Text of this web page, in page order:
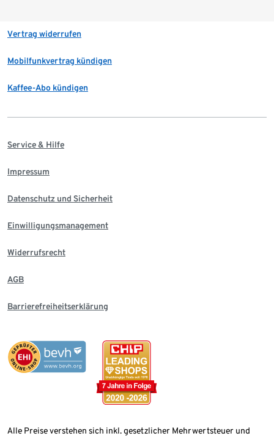
Vertrag widerrufen
Mobilfunkvertrag kündigen
Kaffee-Abo kündigen
Service & Hilfe
Impressum
Datenschutz und Sicherheit
Einwilligungsmanagement
Widerrufsrecht
AGB
Barrierefreiheitserklärung
Alle Preise verstehen sich inkl. gesetzlicher Mehrwertsteuer und